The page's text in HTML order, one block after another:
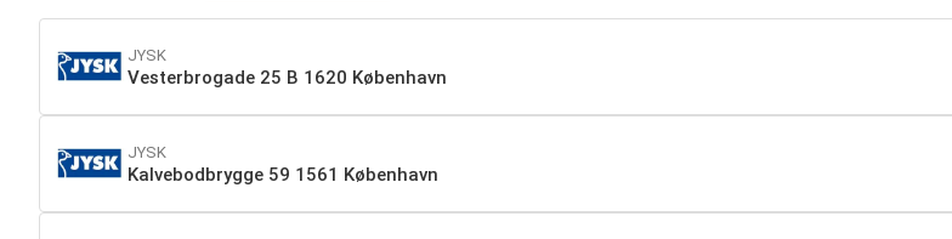
JYSK
Vesterbrogade 25 B 1620 København
JYSK
Kalvebodbrygge 59 1561 København